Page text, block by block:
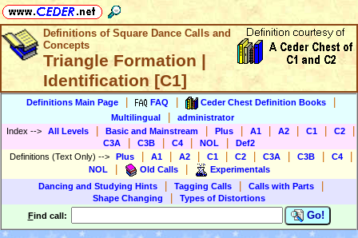
Definitions of Square Dance Calls and
Concepts
Triangle Formation |
Identification [C1]
Definitions Main Page FAQ Ceder Chest Definition Books
Multilingual
administrator
Index --> All Levels Basic and Mainstream Plus A1 A2 C1 C2
C3A C3B C4 NOL
Def2
Definitions (Text Only) --> Plus A1 A2 C1 C2 C3A C3B C4
NOL Old Calls
Experimentals
Dancing and Studying Hints
Tagging Calls Calls with Parts
Shape Changing
Types of Distortions
Find call: Go!